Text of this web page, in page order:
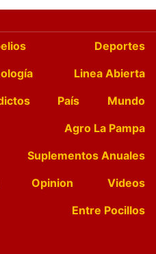
Deportes
Linea Abierta
País
Mundo
Agro La Pampa
Suplementos Anuales
Opinion
Videos
Entre Pocillos